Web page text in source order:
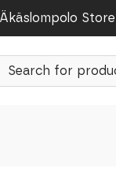
Products
search